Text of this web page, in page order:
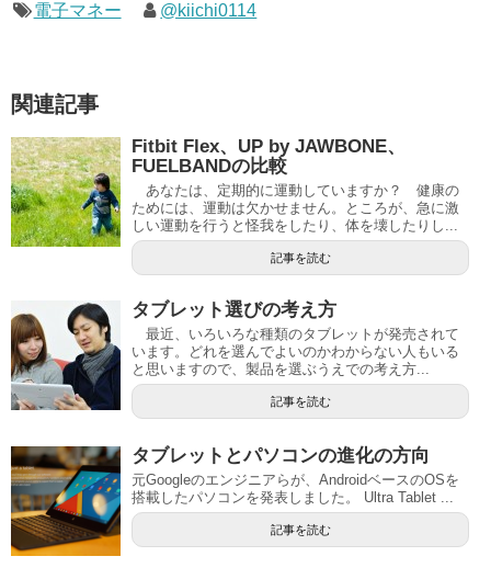
電子マネー @kiichi0114
関連記事
Fitbit Flex、UP by JAWBONE、
FUELBANDの比較
あなたは、定期的に運動していますか？ 健康の
ためには、運動は欠かせません。ところが、急に激
しい運動を行うと怪我をしたり、体を壊したりし...
記事を読む
タブレット選びの考え方
最近、いろいろな種類のタブレットが発売されて
います。どれを選んでよいのかわからない人もいる
と思いますので、製品を選ぶうえでの考え方...
記事を読む
タブレットとパソコンの進化の方向
元Googleのエンジニアらが、AndroidベースのOSを
搭載したパソコンを発表しました。 Ultra Tablet ...
記事を読む